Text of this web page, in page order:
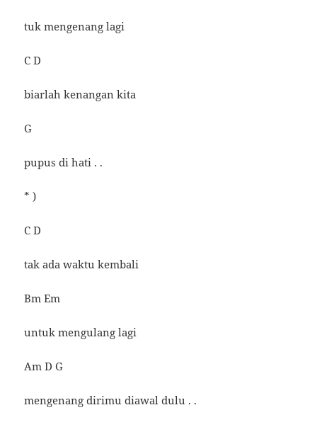
tuk mengenang lagi
C D
biarlah kenangan kita
G
pupus di hati . .
* )
C D
tak ada waktu kembali
Bm Em
untuk mengulang lagi
Am D G
mengenang dirimu diawal dulu . .